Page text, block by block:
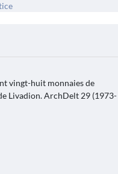
vingt-huit monnaies de
Livadion. ArchDelt 29 (1973-